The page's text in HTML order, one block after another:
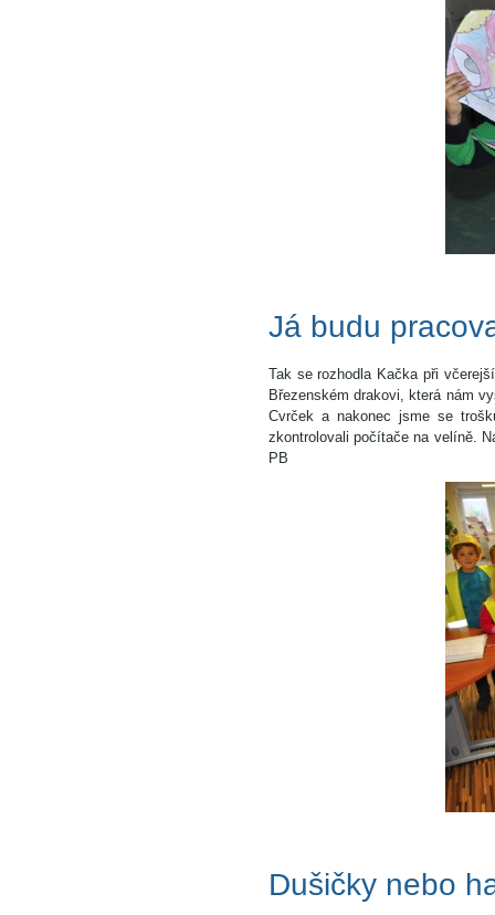
Já budu
Tak se rozhodla Kačka při
Březenském drakovi, která nám
Cvrček a nakonec jsme se
zkontrolovali počítače na velíně.
PB
Dušičky nebo